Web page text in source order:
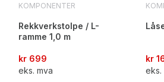
KOMPONENTER
Rekkverkstolpe / L-
ramme 1,0 m
kr 699
eks. mva
kr
eks.